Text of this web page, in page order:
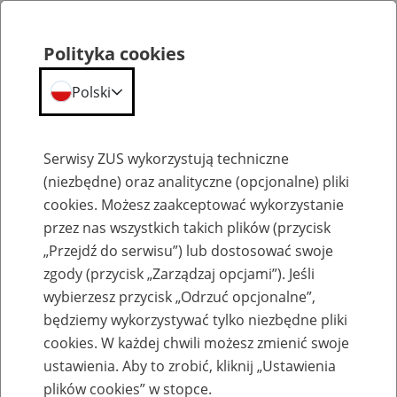
Komunikaty
Komunikaty techniczne
Polityka cookies
Polski
Serwisy ZUS wykorzystują techniczne
(niezbędne) oraz analityczne (opcjonalne) pliki
cookies. Możesz zaakceptować wykorzystanie
przez nas wszystkich takich plików (przycisk
„Przejdź do serwisu”) lub dostosować swoje
zgody (przycisk „Zarządzaj opcjami”). Jeśli
wybierzesz przycisk „Odrzuć opcjonalne”,
będziemy wykorzystywać tylko niezbędne pliki
cookies. W każdej chwili możesz zmienić swoje
ustawienia. Aby to zrobić, kliknij „Ustawienia
plików cookies” w stopce.